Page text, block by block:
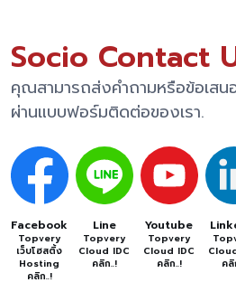
Socio Contact
คุณสามารถส่งคำถามหรือข้อเสน
ผ่านแบบฟอร์มติดต่อของเรา.
Facebook
Topvery
เว็บโฮสติ้ง
Hosting
คลิก..!
Line
Topvery
Cloud IDC
คลิก..!
Youtube
Topvery
Cloud IDC
คลิก..!
คลิ